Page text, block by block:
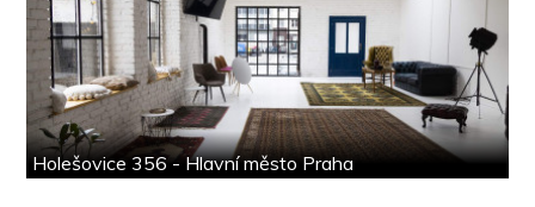
Holešovice 356 - Hlavní město Praha